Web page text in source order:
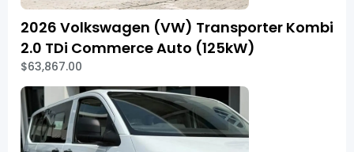
2026 Volkswagen (VW) Transporter Kombi
2.0 TDi Commerce Auto (125kW)
$63,867.00